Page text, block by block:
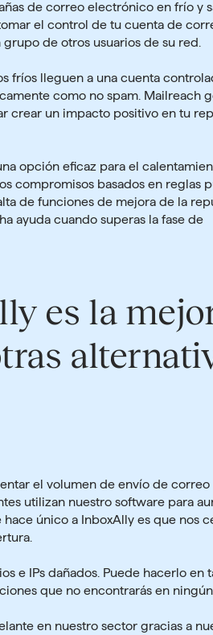
de correo electrónico en frío y
el control de tu cuenta de
de otros usuarios de su red.
fríos lleguen a una cuenta
como no spam. Mailreach
crear un impacto positivo en tu
opción eficaz para el
compromisos basados en reglas
de funciones de mejora de la
ayuda cuando superas la fase de
es la
el volumen de envío de correo
utilizan nuestro software para
único a InboxAlly es que nos
e IPs dañados. Puede hacerlo en
que no encontrarás en
en nuestro sector gracias a